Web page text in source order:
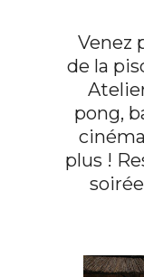
Venez
de la
pong,
plus !